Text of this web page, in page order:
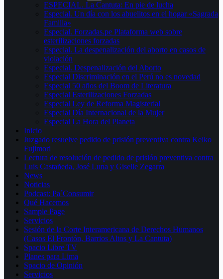
ESPECIAL. La Cantuta: En pie de lucha
Especial. Un día con los abuelitos en el hogar «Sagrada
Familia»
Especial. Forzadas.pe Plataforma web sobre
esterilizaciones forzadas
Especial. La despenalización del aborto en casos de
violación
Especial. Despenalización del Aborto
Especial Discriminación en el Perú no es novedad
Especial 50 años del Boom de Literatura
Especial Esterilizaciones Forzadas
Especial Ley de Reforma Magisterial
Especial Día Internacional de la Mujer
Especial La Hora del Planeta
Inicio
Juzgado resuelve pedido de prisión preventiva contra Keiko
Fujimori
Lectura de resolución de pedido de prisión preventiva contra
Luis Castañeda, José Luna y Giselle Zegarra
News
Noticias
Podcast: Pa´Consumir
Qué Hacemos
Sample Page
Servicios
Sesión de la Corte Interamericana de Derechos Humanos
(Casos El Frontón, Barrios Altos y La Cantuta)
Spacio Libre TV
Planes para Lima
Spacio de Opinión
Servicios